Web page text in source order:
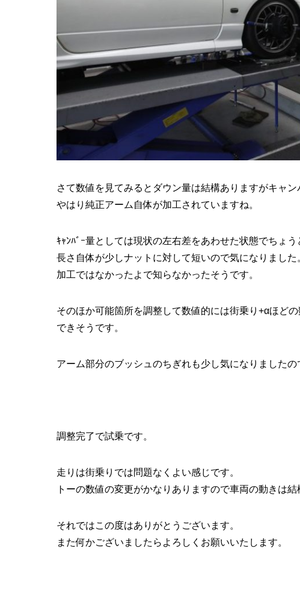
さて数値を見てみるとダウン量は結構ありますがキャン
やはり純正アーム自体が加工されていますね。
ｷｬﾝﾊﾞｰ量としては現状の左右差をあわせた状態でちょ
長さ自体が少しナットに対して短いので気になりまし
加工ではなかったよで知らなかったそうです。
そのほか可能箇所を調整して数値的には街乗り+αほど
できそうです。
アーム部分のブッシュのちぎれも少し気になりましたの
調整完了で試乗です。
走りは街乗りでは問題なくよい感じです。
トーの数値の変更がかなりありますので車両の動きは
それではこの度はありがとうございます。
また何かございましたらよろしくお願いいたします。